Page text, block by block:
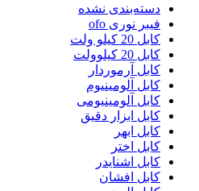
دسته‌بندی نشده
فیبر نوری ofo
کابل 20 کیلو ولت
کابل 20 کیلوولت
کابل آرموردار
کابل آلومینیوم
کابل آلومینیومی
کابل ابزار دقیق
کابل ابهر
کابل اختر
کابل اشنایدر
کابل افشان